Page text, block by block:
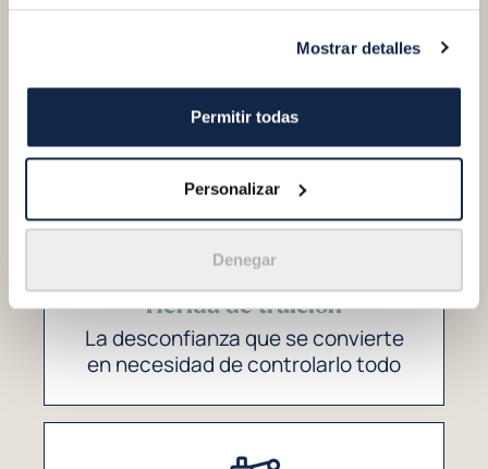
Mostrar detalles
Permitir todas
Personalizar
Denegar
decide todo
Herida de traición
La desconfianza que se convierte
en necesidad de controlarlo todo